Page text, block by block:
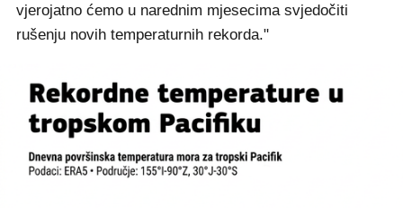
vjerojatno ćemo u narednim mjesecima svjedočiti
rušenju novih temperaturnih rekorda."